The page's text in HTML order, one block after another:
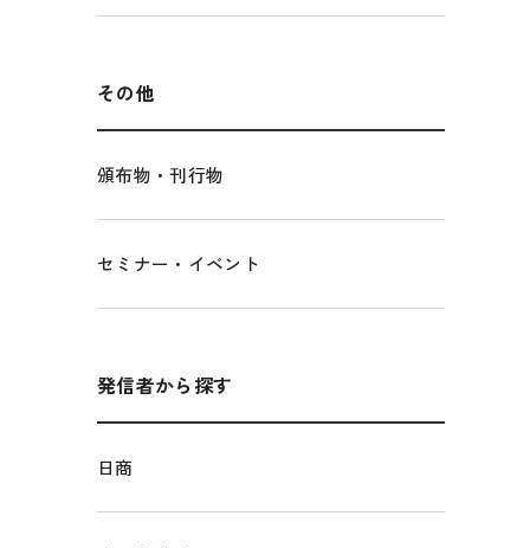
国土強靭化・社会基盤整備・震災復興
その他
頒布物・刊行物
セミナー・イベント
発信者から探す
日商